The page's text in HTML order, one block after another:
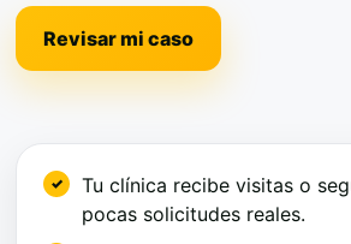
Revisar mi caso
Tu clínica recibe visitas o
pocas solicitudes reales.